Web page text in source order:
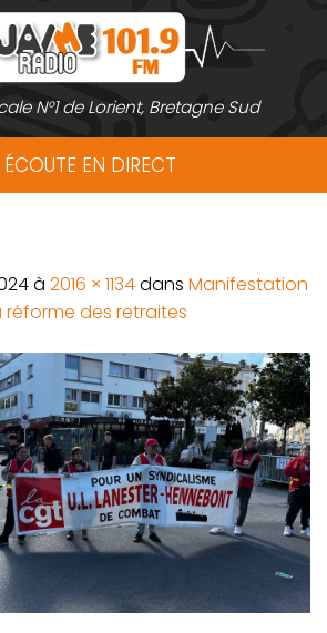
N°1 de Lorient, Bretagne Sud
EN DIRECT
à 2016 × 1134dans Manifestation
des retraites